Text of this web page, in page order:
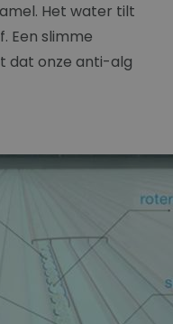
Het water tilt
Een slimme
dat onze anti-alg